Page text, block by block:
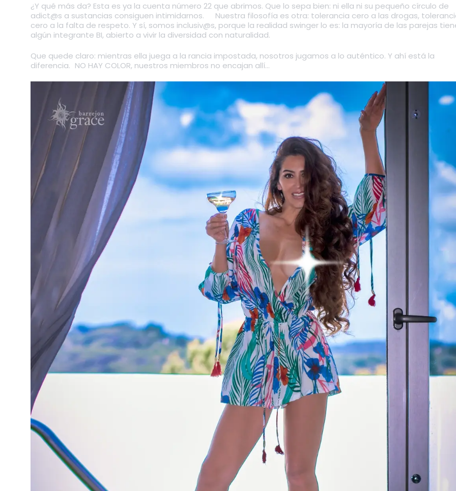
¿Y qué más da? Esta es ya la cuenta número 22 que abrimos. Que lo sepa bien: ni ella ni su pequeño círculo de
adict@s a sustancias consiguen intimidarnos. Nuestra filosofía es otra: tolerancia cero a las drogas,
cero a la falta de respeto. Y sí, somos inclusiv@s, porque la realidad swinger lo es: la mayoría de las parejas
algún integrante BI, abierto a vivir la diversidad con naturalidad.
Que quede claro: mientras ella juega a la rancia impostada, nosotros jugamos a lo auténtico. Y ahí está la
diferencia. NO HAY COLOR, nuestros miembros no encajan allí…